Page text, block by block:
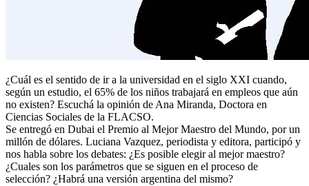
¿Cuál es el sentido de ir a la universidad en el siglo XXI cuando,
según un estudio, el 65% de los niños trabajará en empleos que aún
no existen? Escuchá la opinión de Ana Miranda, Doctora en
Ciencias Sociales de la FLACSO.
Se entregó en Dubai el Premio al Mejor Maestro del Mundo, por un
millón de dólares. Luciana Vazquez, periodista y editora, participó y
nos habla sobre los debates: ¿Es posible elegir al mejor maestro?
¿Cuales son los parámetros que se siguen en el proceso de
selección? ¿Habrá una versión argentina del mismo?